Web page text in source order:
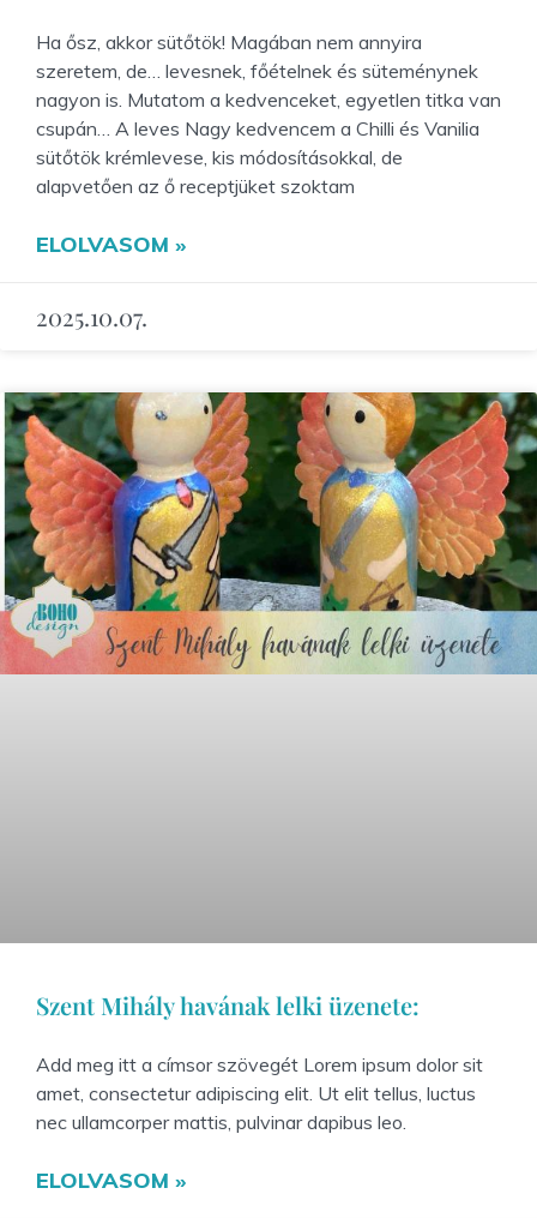
Ha ősz, akkor sütőtök! Magában nem annyira
szeretem, de… levesnek, főételnek és süteménynek
nagyon is. Mutatom a kedvenceket, egyetlen titka van
csupán… A leves Nagy kedvencem a Chilli és Vanilia
sütőtök krémlevese, kis módosításokkal, de
alapvetően az ő receptjüket szoktam
ELOLVASOM »
2025.10.07.
Szent Mihály havának lelki üzenete:
Add meg itt a címsor szövegét Lorem ipsum dolor sit
amet, consectetur adipiscing elit. Ut elit tellus, luctus
nec ullamcorper mattis, pulvinar dapibus leo.
ELOLVASOM »